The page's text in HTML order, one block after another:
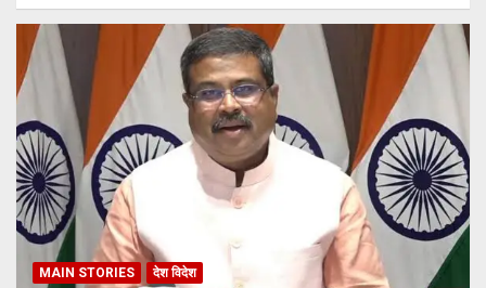
MAIN STORIES देश विदेश